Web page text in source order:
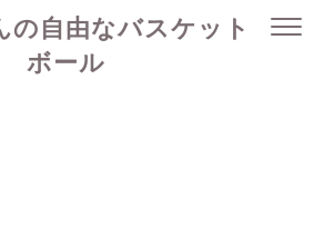
の自由なバスケット
ボール